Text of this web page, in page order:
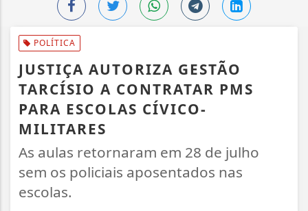
POLÍTICA
JUSTIÇA AUTORIZA GESTÃO
TARCÍSIO A CONTRATAR PMS
PARA ESCOLAS CÍVICO-
MILITARES
As aulas retornaram em 28 de julho
sem os policiais aposentados nas
escolas.